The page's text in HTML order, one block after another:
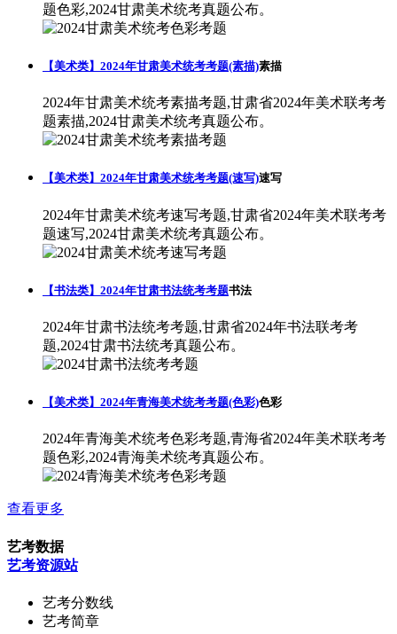
题色彩,2024甘肃美术统考真题公布。
【美术类】2024年甘肃美术统考考题(素描)素描
2024年甘肃美术统考素描考题,甘肃省2024年美术联考考
题素描,2024甘肃美术统考真题公布。
【美术类】2024年甘肃美术统考考题(速写)速写
2024年甘肃美术统考速写考题,甘肃省2024年美术联考考
题速写,2024甘肃美术统考真题公布。
【书法类】2024年甘肃书法统考考题书法
2024年甘肃书法统考考题,甘肃省2024年书法联考考
题,2024甘肃书法统考真题公布。
【美术类】2024年青海美术统考考题(色彩)色彩
2024年青海美术统考色彩考题,青海省2024年美术联考考
题色彩,2024青海美术统考真题公布。
查看更多
艺考数据
艺考资源站
艺考分数线
艺考简章